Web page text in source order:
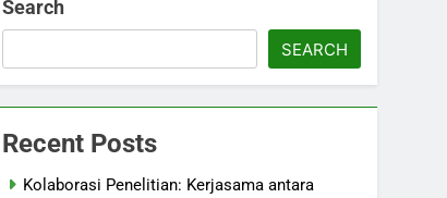
Search
SEARCH
Recent Posts
Kolaborasi Penelitian: Kerjasama antara